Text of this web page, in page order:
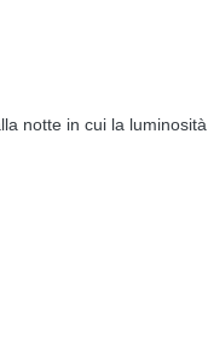
notte in cui la